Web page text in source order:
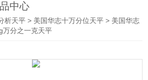
中心
析天平 > 美国华志十万分位天平 > 美国华志
万分之一克天平